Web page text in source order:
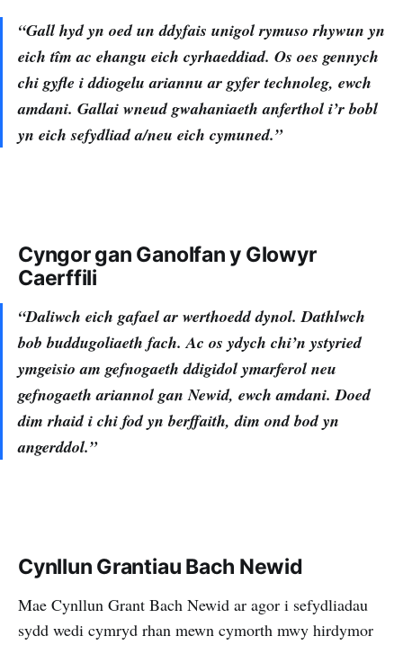
“Gall hyd yn oed un ddyfais unigol rymuso rhywun yn
eich tîm ac ehangu eich cyrhaeddiad. Os oes gennych
chi gyfle i ddiogelu ariannu ar gyfer technoleg, ewch
amdani. Gallai wneud gwahaniaeth anferthol i’r bobl
yn eich sefydliad a/neu eich cymuned.”
Cyngor gan Ganolfan y Glowyr
Caerffili
“Daliwch eich gafael ar werthoedd dynol. Dathlwch
bob buddugoliaeth fach. Ac os ydych chi’n ystyried
ymgeisio am gefnogaeth ddigidol ymarferol neu
gefnogaeth ariannol gan Newid, ewch amdani. Doed
dim rhaid i chi fod yn berffaith, dim ond bod yn
angerddol.”
Cynllun Grantiau Bach Newid
Mae Cynllun Grant Bach Newid ar agor i sefydliadau
sydd wedi cymryd rhan mewn cymorth mwy hirdymor